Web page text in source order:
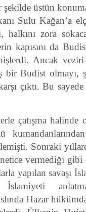
üstün
Sulu Kağan’a
zora
kapısını da
Ancak
bir Budist olmayı,
çıktı. Bu
çatışma halinde
Sonraki
vermediği gibi
yapılan savaşı
İslamiyeti
Hazar